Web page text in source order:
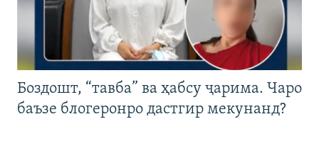
Боздошт, “тавба” ва ҳабсу ҷарима. Чаро
баъзе блогеронро дастгир мекунанд?